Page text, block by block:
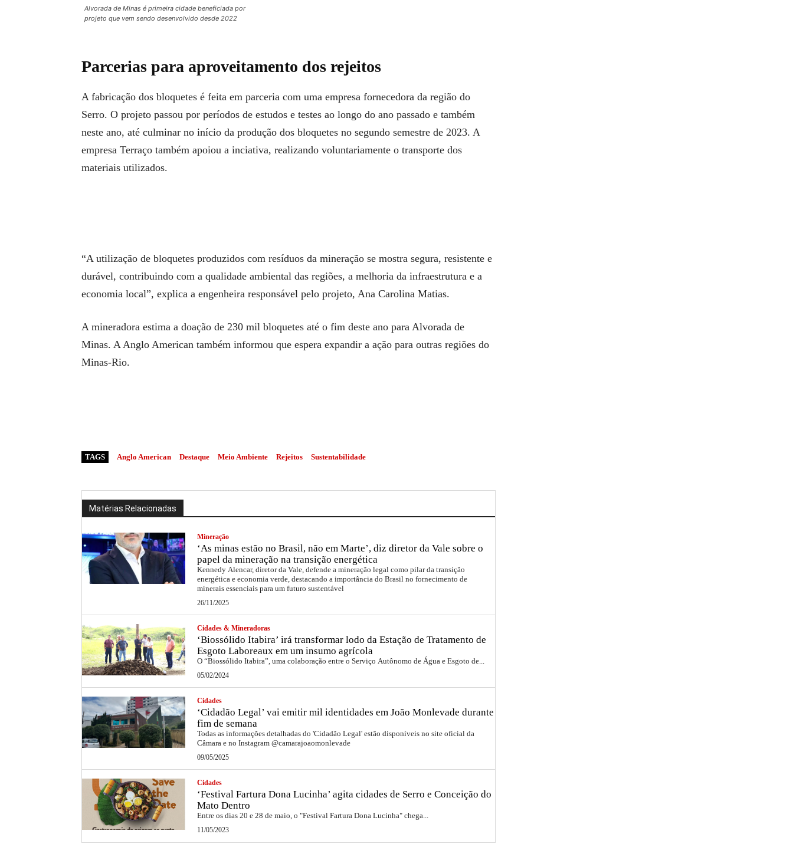
Alvorada de Minas é primeira cidade beneficiada por
projeto que vem sendo desenvolvido desde 2022
Parcerias para aproveitamento dos rejeitos
A fabricação dos bloquetes é feita em parceria com uma empresa fornecedora da região do
Serro. O projeto passou por períodos de estudos e testes ao longo do ano passado e também
neste ano, até culminar no início da produção dos bloquetes no segundo semestre de 2023. A
empresa Terraço também apoiou a inciativa, realizando voluntariamente o transporte dos
materiais utilizados.
“A utilização de bloquetes produzidos com resíduos da mineração se mostra segura, resistente e
durável, contribuindo com a qualidade ambiental das regiões, a melhoria da infraestrutura e a
economia local”, explica a engenheira responsável pelo projeto, Ana Carolina Matias.
A mineradora estima a doação de 230 mil bloquetes até o fim deste ano para Alvorada de
Minas. A Anglo American também informou que espera expandir a ação para outras regiões do
Minas-Rio.
TAGS Anglo American Destaque Meio Ambiente Rejeitos Sustentabilidade
Matérias Relacionadas
Mineração
‘As minas estão no Brasil, não em Marte’, diz diretor da Vale sobre o
papel da mineração na transição energética
Kennedy Alencar, diretor da Vale, defende a mineração legal como pilar da transição
energética e economia verde, destacando a importância do Brasil no fornecimento de
minerais essenciais para um futuro sustentável
26/11/2025
Cidades & Mineradoras
‘Biossólido Itabira’ irá transformar lodo da Estação de Tratamento de
Esgoto Laboreaux em um insumo agrícola
O “Biossólido Itabira”, uma colaboração entre o Serviço Autônomo de Água e Esgoto de...
05/02/2024
Cidades
‘Cidadão Legal’ vai emitir mil identidades em João Monlevade durante
fim de semana
Todas as informações detalhadas do 'Cidadão Legal' estão disponíveis no site oficial da
Câmara e no Instagram @camarajoaomonlevade
09/05/2025
Cidades
‘Festival Fartura Dona Lucinha’ agita cidades de Serro e Conceição do
Mato Dentro
Entre os dias 20 e 28 de maio, o "Festival Fartura Dona Lucinha" chega...
11/05/2023